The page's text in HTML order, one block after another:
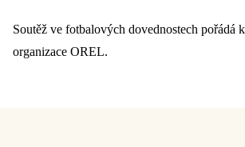
Soutěž ve fotbalových dovednostech pořádá
organizace OREL.